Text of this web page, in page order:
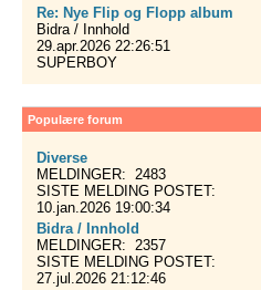
Re: Nye Flip og Flopp album
Bidra / Innhold
29.apr.2026 22:26:51
SUPERBOY
Populære forum
Diverse
MELDINGER: 2483
SISTE MELDING POSTET:
10.jan.2026 19:00:34
Bidra / Innhold
MELDINGER: 2357
SISTE MELDING POSTET:
27.jul.2026 21:12:46